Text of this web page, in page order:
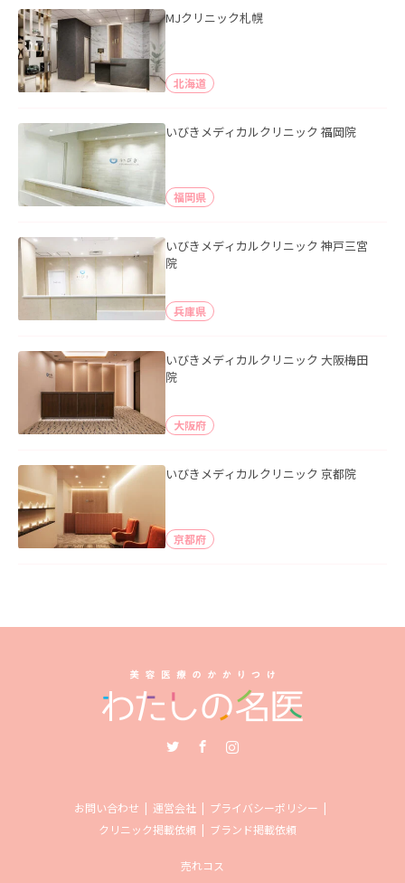
MJクリニック札幌
北海道
いびきメディカルクリニック 福岡院
福岡県
いびきメディカルクリニック 神戸三宮
院
兵庫県
いびきメディカルクリニック 大阪梅田
院
大阪府
いびきメディカルクリニック 京都院
京都府
お問い合わせ 運営会社
プライバシーポリシー
クリニック掲載依頼
ブランド掲載依頼
売れコス